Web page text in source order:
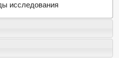
(КТ)
исследования